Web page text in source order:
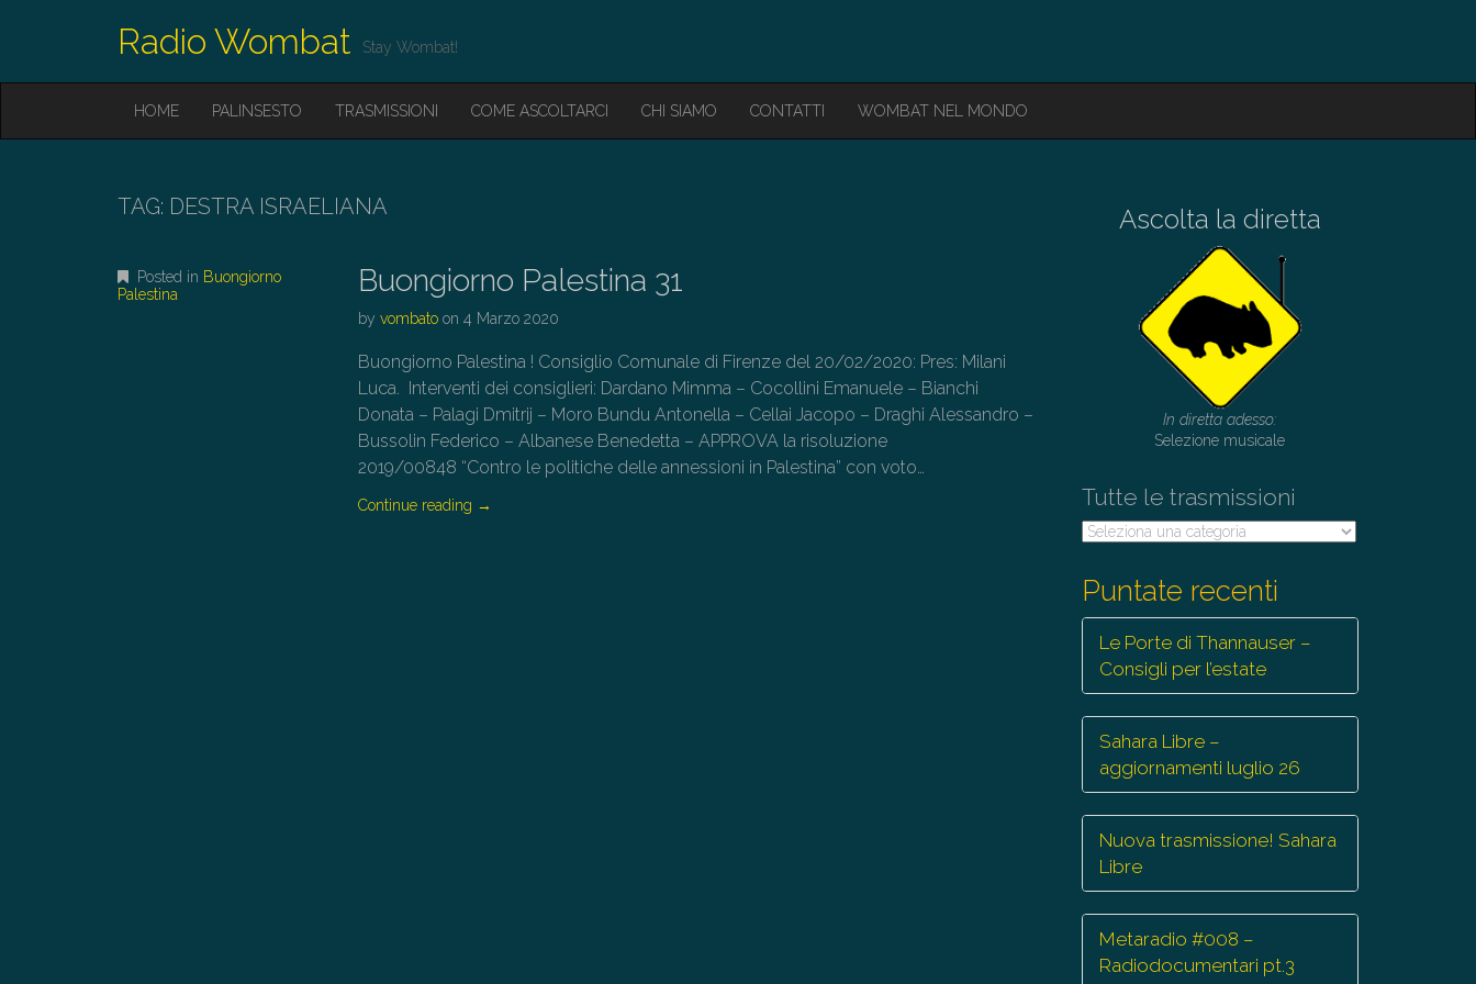
Radio Wombat Stay Wombat!
M
N
M
N
O
C
T
E
HOME PALINSESTO TRASMISSIONI COME ASCOLTARCI CHI SIAMO CONTATTI WOMBAT NEL MONDO
TAG: DESTRA ISRAELIANA
Posted in Buongiorno
Palestina
Buongiorno Palestina 31
byvombato on4 Marzo 2020
Buongiorno Palestina ! Consiglio Comunale di Firenze del 20/02/2020: Pres: Milani
Luca. Interventi dei consiglieri: Dardano Mimma – Cocollini Emanuele – Bianchi
Donata – Palagi Dmitrij – Moro Bundu Antonella – Cellai Jacopo – Draghi Alessandro –
Bussolin Federico – Albanese Benedetta – APPROVA la risoluzione
2019/00848 “Contro le politiche delle annessioni in Palestina” con voto…
Continue reading →
Ascolta la diretta
In diretta adesso:
Selezione musicale
Tutte le trasmissioni
Tutte
Puntate recenti
Le Porte di Thannauser –
Consigli per l’estate
Sahara Libre –
aggiornamenti luglio 26
Nuova trasmissione! Sahara
Libre
Metaradio #008 –
Radiodocumentari pt.3